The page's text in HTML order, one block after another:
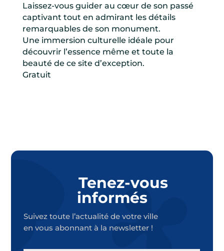
Laissez-vous guider au cœur de son passé
captivant tout en admirant les détails
remarquables de son monument.
Une immersion culturelle idéale pour
découvrir l’essence même et toute la
beauté de ce site d’exception.
Gratuit
Tenez-vous
informés
Suivez toute l’actualité de votre ville
en vous abonnant à la newsletter !